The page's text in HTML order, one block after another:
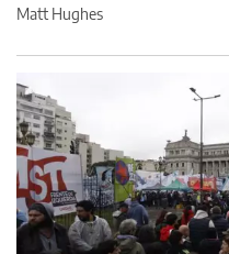
Matt Hughes